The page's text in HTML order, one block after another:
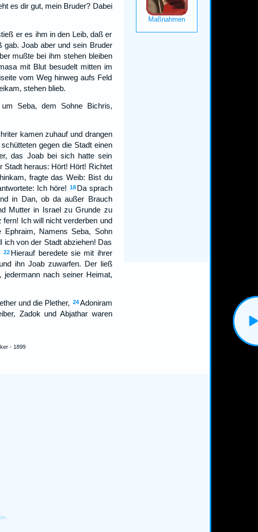
es dir gut, mein Bruder? Dabei
er es ihm in den Leib, daß er
gab. Joab aber und sein Bruder
mußte bei ihm stehen bleiben
mit Blut besudelt mitten im
vom Weg hinweg aufs Feld
stehen blieb.
Seba, dem Sohne Bichris,
kamen zuhauf und drangen
gegen die Stadt einen
das Joab bei sich hatte sein
Stadt heraus: Hört! Hört! Richtet
fragte das Weib: Bist du
Ich höre! 18 Da sprach
in Dan, ob da außer Brauch
Mutter in Israel zu Grunde zu
Ich will nicht verderben und
Namens Seba, Sohn
ich von der Stadt abziehen! Das
22 Hierauf beredete sie mit ihrer
ihn Joab zuwarfen. Der ließ
nach seiner Heimat,
und die Plether, 24 Adoniram
Zadok und Abjathar waren
- 1899